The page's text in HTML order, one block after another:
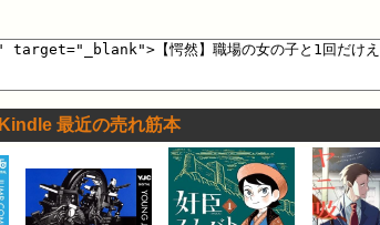
Kindle 最近の売れ筋本